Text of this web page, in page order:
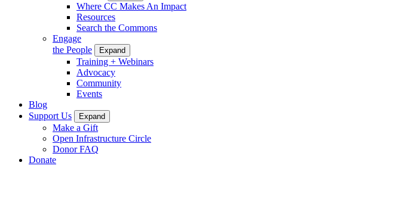
Where CC Makes An Impact
Resources
Search the Commons
Engage
the People
Expand
Training + Webinars
Advocacy
Community
Events
Blog
Support Us
Expand
Make a Gift
Open Infrastructure Circle
Donor FAQ
Donate